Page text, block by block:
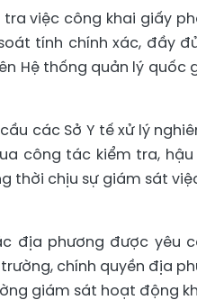
tra việc công khai giấy
tính chính xác, đầy
Hệ thống quản lý
các Sở Y tế xử lý
công tác kiểm tra,
thời chịu sự giám sát
địa phương được yêu
chính quyền địa
giám sát hoạt động